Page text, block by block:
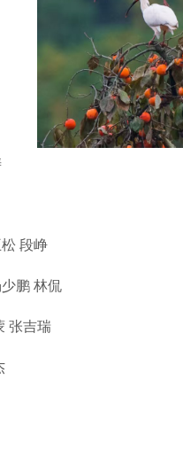
段峥
鹏 林侃
张吉瑞